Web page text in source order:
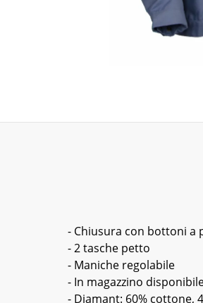
- Chiusura con bottoni a
- 2 tasche petto
- Maniche regolabile
- In magazzino
- Diamant: 60% cottone,